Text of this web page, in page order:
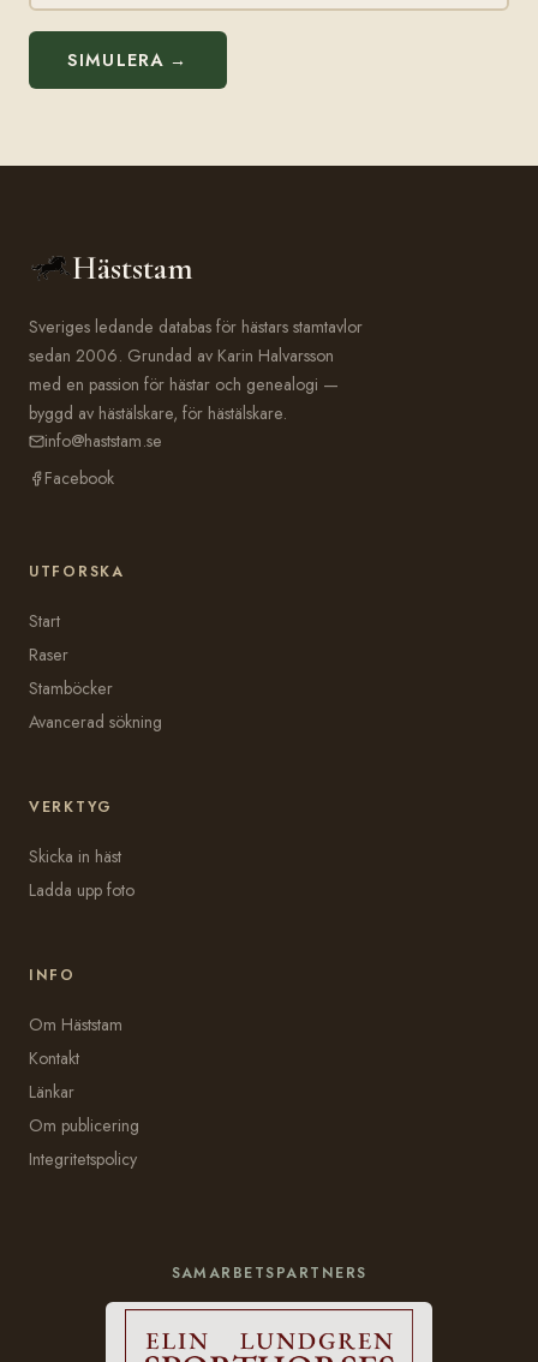
SIMULERA →
Häststam
Sveriges ledande databas för hästars stamtavlor
sedan 2006. Grundad av Karin Halvarsson
med en passion för hästar och genealogi —
byggd av hästälskare, för hästälskare.
info@haststam.se
Facebook
UTFORSKA
Start
Raser
Stamböcker
Avancerad sökning
VERKTYG
Skicka in häst
Ladda upp foto
INFO
Om Häststam
Kontakt
Länkar
Om publicering
Integritetspolicy
SAMARBETSPARTNERS